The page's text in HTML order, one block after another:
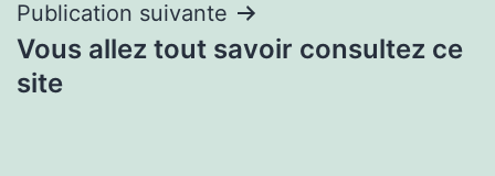
Publication suivante
Vous allez tout savoir consultez ce
site